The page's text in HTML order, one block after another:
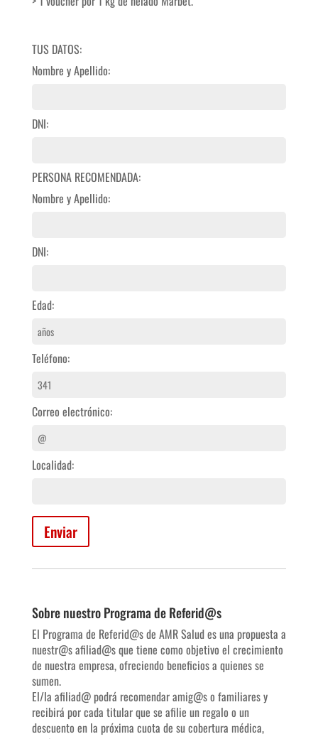
TUS DATOS:
Nombre y Apellido:
DNI:
PERSONA RECOMENDADA:
Nombre y Apellido:
DNI:
Edad:
Teléfono:
Correo electrónico:
Localidad:
Sobre nuestro Programa de Referid@s
El Programa de Referid@s de AMR Salud es una propuesta a
nuestr@s afiliad@s que tiene como objetivo el crecimiento
de nuestra empresa, ofreciendo beneficios a quienes se
sumen.
El/la afiliad@ podrá recomendar amig@s o familiares y
recibirá por cada titular que se afilie un regalo o un
descuento en la próxima cuota de su cobertura médica,